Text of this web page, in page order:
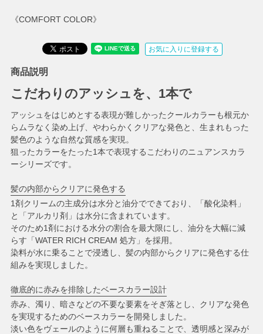
《COMFORT COLOR》
お気に入りに登録する
商品説明
こだわりのアッシュを、1本で
アッシュをはじめとする表現が難しかったクールカラーも根元か
らムラなく染め上げ、やわらかくクリアな発色と、生まれもった
髪色のような自然な質感を実現。
狙ったカラーをたった1本で表現するこだわりのニュアンスカラ
ーシリーズです。
髪の内部からクリアに発色する
1剤クリームの主成分は水分と油分でできており、「酸化染料」
と「アルカリ剤」は水分に含まれています。
そのため1剤における水分の割合を最大限にし、油分を大幅に減
らす「WATER RICH CREAM 処方」を採用。
染料が水に乗ることで浸透し、髪の内部からクリアに発色する仕
組みを実現しました。
徹底的に赤みを排除したベースカラー設計
赤み、濁り、暗さなどの不要な要素をそぎ落とし、クリアな発色
を実現するためのベースカラーを開発しました。
淡い色をヴェールのように何層も重ねることで、透明感と深みが